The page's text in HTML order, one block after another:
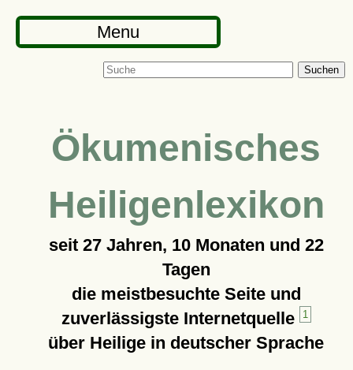
Menu
Suchen
Ökumenisches
Heiligenlexikon
seit 27 Jahren, 10 Monaten und 22
Tagen
die meistbesuchte Seite und
zuverlässigste Internetquelle
1
über Heilige in deutscher Sprache